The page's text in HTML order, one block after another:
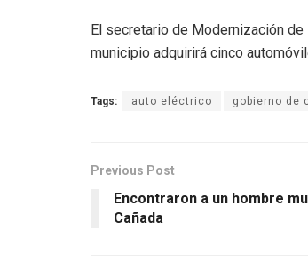
El secretario de Modernización
municipio adquirirá cinco
Tags: auto eléctrico gobierno de
Previous Post
Encontraron a un hombre
Cañada